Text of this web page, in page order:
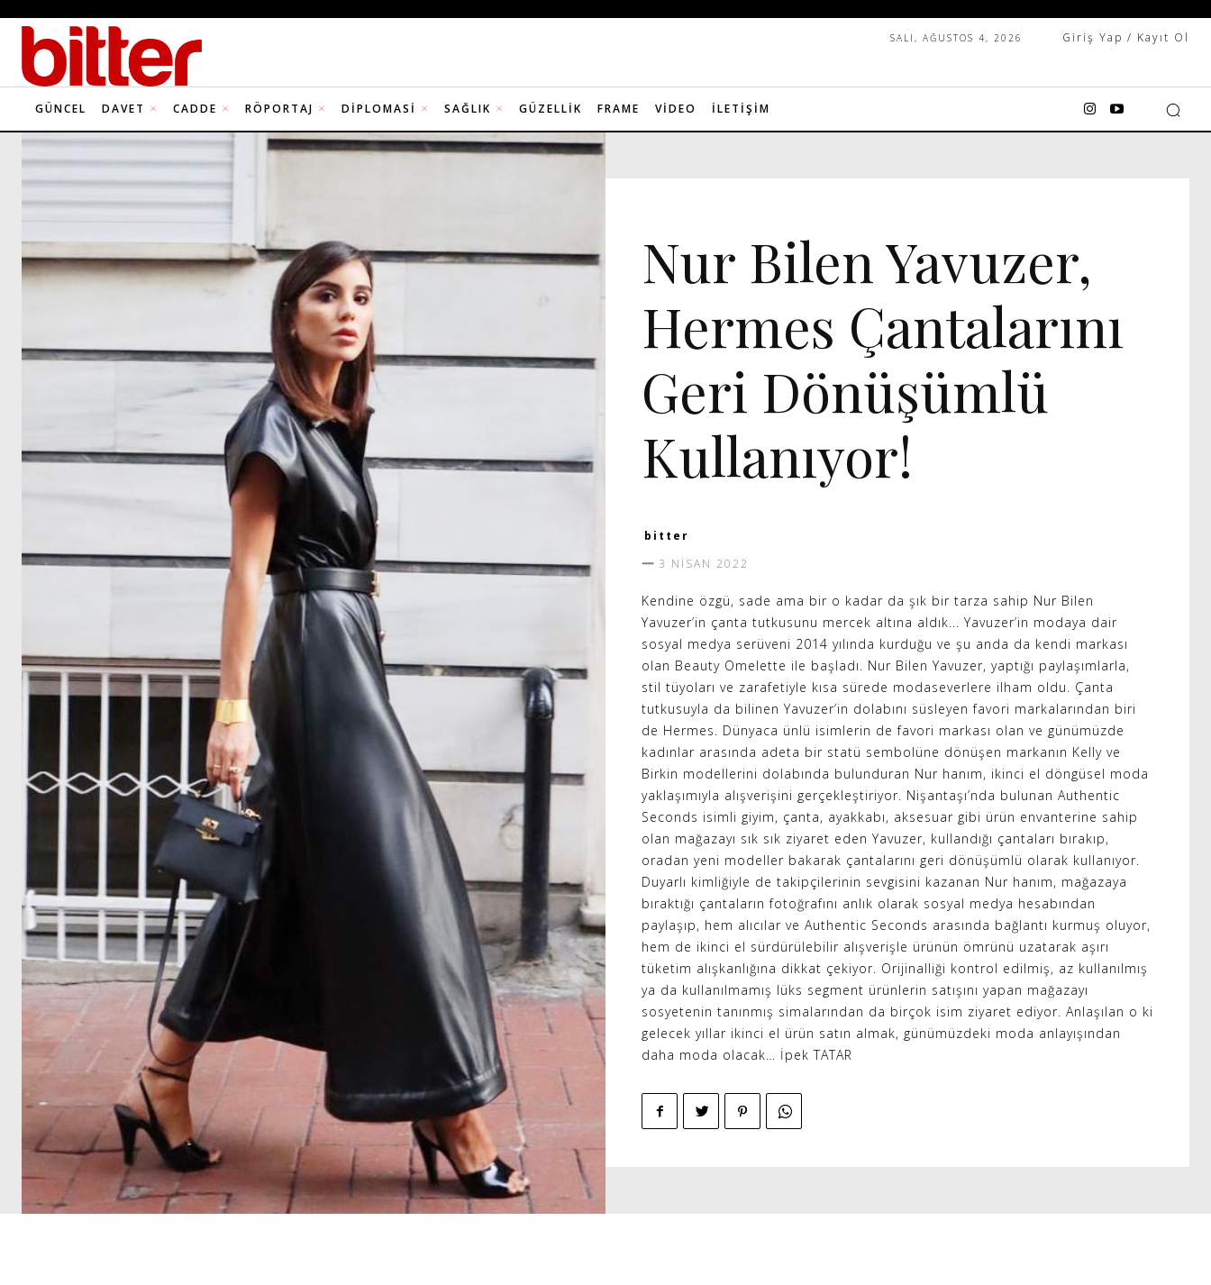
SALI, AĞUSTOS 4, 2026 Giriş Yap / Kayıt Ol
GÜNCEL DAVET CADDE RÖPORTAJ DIPLOMASI SAĞLIK GÜZELLIK FRAME VIDEO İLETIŞIM
Nur Bilen Yavuzer,
Hermes Çantalarını
Geri Dönüşümlü
Kullanıyor!
bitter
3 NISAN 2022
Kendine özgü, sade ama bir o kadar da şık bir tarza sahip Nur Bilen
Yavuzer’in çanta tutkusunu mercek altına aldık... Yavuzer’in modaya dair
sosyal medya serüveni 2014 yılında kurduğu ve şu anda da kendi markası
olan Beauty Omelette ile başladı. Nur Bilen Yavuzer, yaptığı paylaşımlarla,
stil tüyoları ve zarafetiyle kısa sürede modaseverlere ilham oldu. Çanta
tutkusuyla da bilinen Yavuzer’in dolabını süsleyen favori markalarından biri
de Hermes. Dünyaca ünlü isimlerin de favori markası olan ve günümüzde
kadınlar arasında adeta bir statü sembolüne dönüşen markanın Kelly ve
Birkin modellerini dolabında bulunduran Nur hanım, ikinci el döngüsel moda
yaklaşımıyla alışverişini gerçekleştiriyor. Nişantaşı’nda bulunan Authentic
Seconds isimli giyim, çanta, ayakkabı, aksesuar gibi ürün envanterine sahip
olan mağazayı sık sık ziyaret eden Yavuzer, kullandığı çantaları bırakıp,
oradan yeni modeller bakarak çantalarını geri dönüşümlü olarak kullanıyor.
Duyarlı kimliğiyle de takipçilerinin sevgisini kazanan Nur hanım, mağazaya
bıraktığı çantaların fotoğrafını anlık olarak sosyal medya hesabından
paylaşıp, hem alıcılar ve Authentic Seconds arasında bağlantı kurmuş oluyor,
hem de ikinci el sürdürülebilir alışverişle ürünün ömrünü uzatarak aşırı
tüketim alışkanlığına dikkat çekiyor. Orijinalliği kontrol edilmiş, az kullanılmış
ya da kullanılmamış lüks segment ürünlerin satışını yapan mağazayı
sosyetenin tanınmış simalarından da birçok isim ziyaret ediyor. Anlaşılan o ki
gelecek yıllar ikinci el ürün satın almak, günümüzdeki moda anlayışından
daha moda olacak… İpek TATAR